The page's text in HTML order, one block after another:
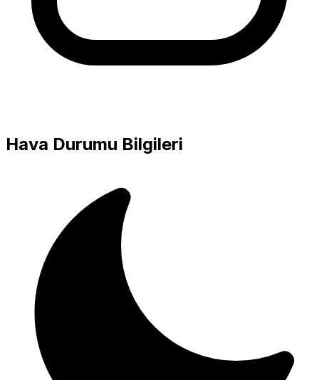
Hava Durumu Bilgileri